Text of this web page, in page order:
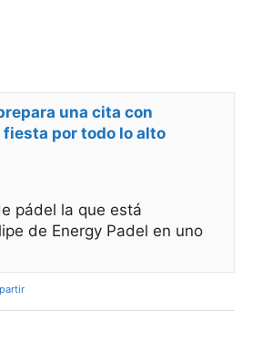
una cita con
por todo lo alto
pádel la que está
de Energy Padel en uno